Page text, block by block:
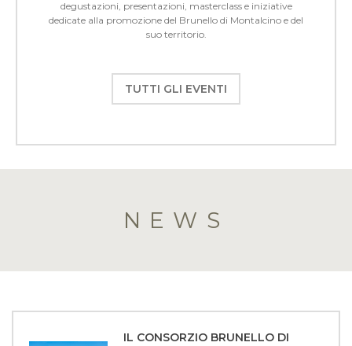
degustazioni, presentazioni, masterclass e iniziative
dedicate alla promozione del Brunello di Montalcino e del
suo territorio.
TUTTI GLI EVENTI
NEWS
IL CONSORZIO BRUNELLO DI